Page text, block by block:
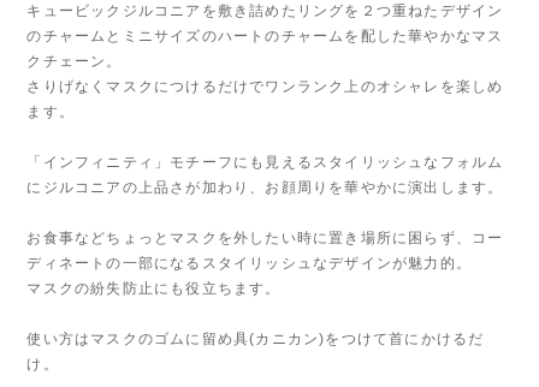
キュービックジルコニアを敷き詰めたリングを２つ重ねたデザイン
のチャームとミニサイズのハートのチャームを配した華やかなマス
クチェーン。
さりげなくマスクにつけるだけでワンランク上のオシャレを楽しめ
ます。
「インフィニティ」モチーフにも見えるスタイリッシュなフォルム
にジルコニアの上品さが加わり、お顔周りを華やかに演出します。
お食事などちょっとマスクを外したい時に置き場所に困らず、コー
ディネートの一部になるスタイリッシュなデザインが魅力的。
マスクの紛失防止にも役立ちます。
使い方はマスクのゴムに留め具(カニカン)をつけて首にかけるだ
け。